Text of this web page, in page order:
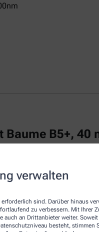
verwalten
sind. Darüber hinaus
zu verbessern. Mit Ihrer
an Drittanbieter weiter. Soweit
besteht, stimmen
Baume B5+, 40
CICAPLAST Baume
Das reparierende Balsam
sich durch eine
am Körper, Gesicht
wirkt